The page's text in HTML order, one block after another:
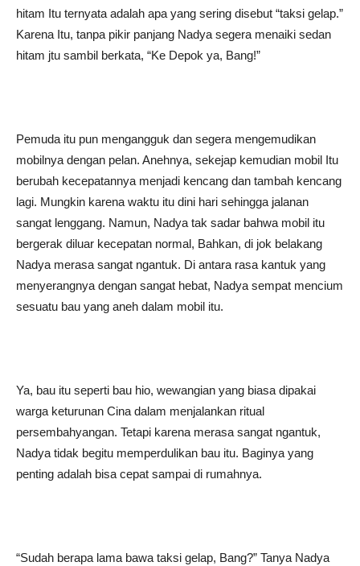
hitam Itu ternyata adalah apa yang sering disebut “taksi gelap.”
Karena Itu, tanpa pikir panjang Nadya segera menaiki sedan
hitam jtu sambil berkata, “Ke Depok ya, Bang!”
Pemuda itu pun mengangguk dan segera mengemudikan
mobilnya dengan pelan. Anehnya, sekejap kemudian mobil Itu
berubah kecepatannya menjadi kencang dan tambah kencang
lagi. Mungkin karena waktu itu dini hari sehingga jalanan
sangat lenggang. Namun, Nadya tak sadar bahwa mobil itu
bergerak diluar kecepatan normal, Bahkan, di jok belakang
Nadya merasa sangat ngantuk. Di antara rasa kantuk yang
menyerangnya dengan sangat hebat, Nadya sempat mencium
sesuatu bau yang aneh dalam mobil itu.
Ya, bau itu seperti bau hio, wewangian yang biasa dipakai
warga keturunan Cina dalam menjalankan ritual
persembahyangan. Tetapi karena merasa sangat ngantuk,
Nadya tidak begitu memperdulikan bau itu. Baginya yang
penting adalah bisa cepat sampai di rumahnya.
“Sudah berapa lama bawa taksi gelap, Bang?” Tanya Nadya